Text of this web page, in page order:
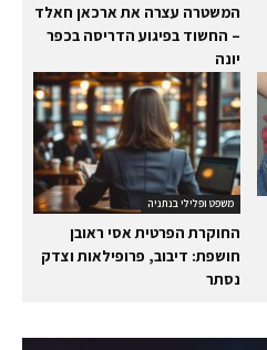
המשטרה עצרה את ארכאן חאלד
– החשוד בפיגוע הדריסה בכפר
יונה
משפט ופלילי בנתניה
החוקרת הפרטית אסי ראובן
חושפת: דיבוב, פרופילאות וצדק
נסתר